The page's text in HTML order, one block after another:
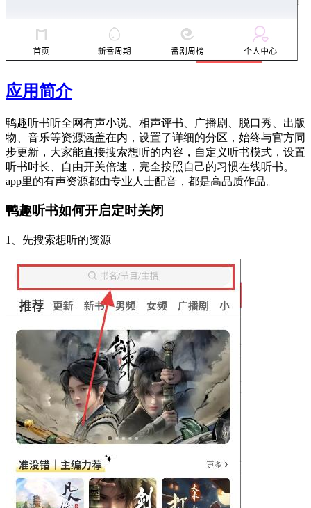
应用简介
鸭趣听书听全网有声小说、相声评书、广播剧、脱口秀、出版
物、音乐等资源涵盖在内，设置了详细的分区，始终与官方同
步更新，大家能直接搜索想听的内容，自定义听书模式，设置
听书时长、自由开关倍速，完全按照自己的习惯在线听书。
app里的有声资源都由专业人士配音，都是高品质作品。
鸭趣听书如何开启定时关闭
1、先搜索想听的资源